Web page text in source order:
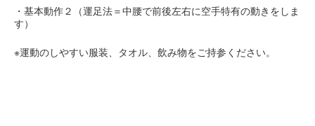
・基本動作２（運足法＝中腰で前後左右に空手特有の動きをしま
す）
※運動のしやすい服装、タオル、飲み物をご持参ください。